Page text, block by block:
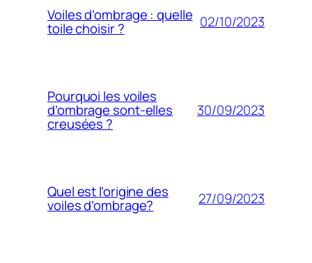
Voiles d’ombrage : quelle
toile choisir ? 02/10/2023
Pourquoi les voiles
d’ombrage sont-elles
creusées ?
30/09/2023
Quel est l’origine des
voiles d’ombrage? 27/09/2023